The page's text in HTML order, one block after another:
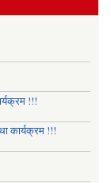
!!!
कार्यक्रम !!!